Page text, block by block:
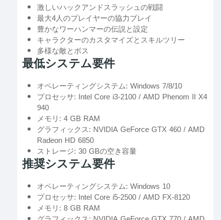
激しいハックアンドスラッシュの戦闘
最大4人のプレイヤーの協力プレイ
豊かなワーハンマーの伝説と設定
キャラクターのカスタマイズとスキルツリー
多様な敵とボス
最低システム要件
オペレーティングシステム: Windows 7/8/10
プロセッサ: Intel Core i3-2100 / AMD Phenom II X4
940
メモリ: 4 GB RAM
グラフィックス: NVIDIA GeForce GTX 460 / AMD
Radeon HD 6850
ストレージ: 30 GBの空き容量
推奨システム要件
オペレーティングシステム: Windows 10
プロセッサ: Intel Core i5-2500 / AMD FX-8120
メモリ: 8 GB RAM